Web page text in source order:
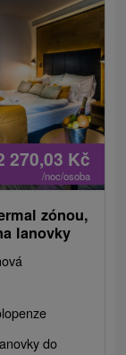
270,03 Kč
/noc/osoba
zónou,
lanovky
do